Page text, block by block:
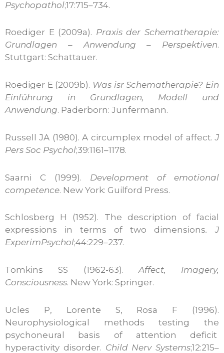
Psychopathol;17:715–734.
Roediger E (2009a). Praxis der Schematherapie:
Grundlagen – Anwendung – Perspektiven.
Stuttgart: Schattauer.
Roediger E (2009b). Was isr Schematherapie? Ein
Einführung in Grundlagen, Modell und
Anwendung. Paderborn: Junfermann.
Russell JA (1980). A circumplex model of affect.J
Pers Soc Psychol;39:1161–1178.
Saarni C (1999). Development of emotional
competence. New York: Guilford Press.
Schlosberg H (1952). The description of facial
expressions in terms of two dimensions. J
ExperimPsychol;44:229–237.
Tomkins SS (1962-63).Affect, Imagery,
Consciousness. New York: Springer.
Ucles P, Lorente S, Rosa F (1996).
Neurophysiological methods testing the
psychoneural basis of attention deficit
hyperactivity disorder. Child Nerv Systems;12:215–